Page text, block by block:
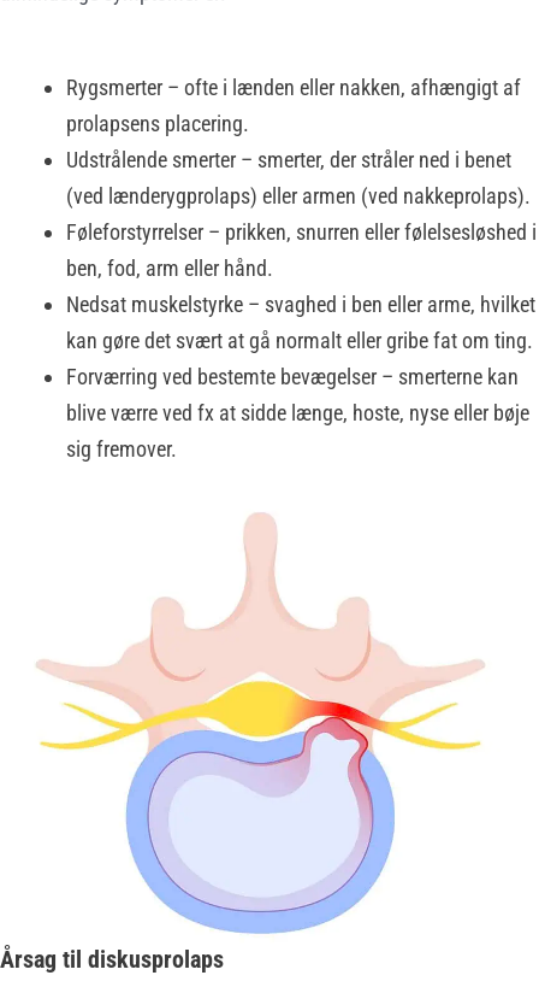
Rygsmerter – ofte i lænden eller nakken, afhængigt af
prolapsens placering.
Udstrålende smerter – smerter, der stråler ned i benet
(ved lænderygprolaps) eller armen (ved nakkeprolaps).
Føleforstyrrelser – prikken, snurren eller følelsesløshed i
ben, fod, arm eller hånd.
Nedsat muskelstyrke – svaghed i ben eller arme, hvilket
kan gøre det svært at gå normalt eller gribe fat om ting.
Forværring ved bestemte bevægelser – smerterne kan
blive værre ved fx at sidde længe, hoste, nyse eller bøje
sig fremover.
Årsag til diskusprolaps